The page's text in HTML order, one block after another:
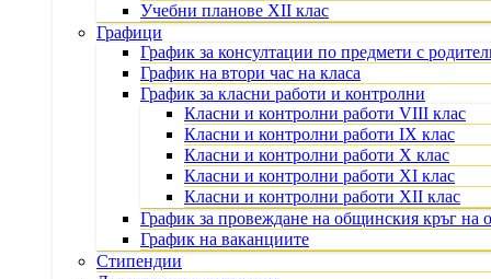
Учебни планове XII клас
Графици
График за консултации по предмети с
График на втори час на класа
График за класни работи и контролни
Класни и контролни работи VIII клас
Класни и контролни работи IX клас
Класни и контролни работи X клас
Класни и контролни работи XI клас
Класни и контролни работи XII клас
График за провеждане на общинския кръг на
График на ваканциите
Стипендии